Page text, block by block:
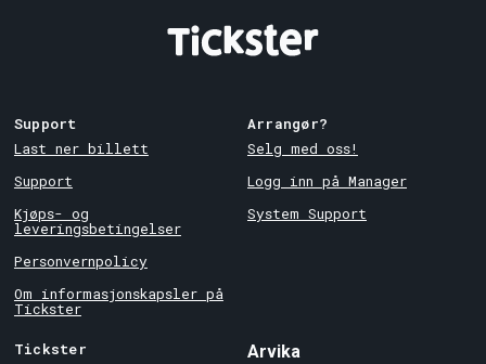
Support
Last ner billett
Support
Kjøps- og
leveringsbetingelser
Personvernpolicy
Om informasjonskapsler på
Tickster
Arrangør?
Selg med oss!
Logg inn på Manager
System Support
Tickster
Arvika